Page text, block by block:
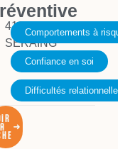
4100
SERAING
Comportements à risque
Confiance en soi
Difficultés relationnelles